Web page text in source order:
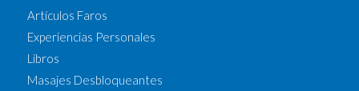
Artículos Faros
Experiencias Personales
Libros
Masajes Desbloqueantes